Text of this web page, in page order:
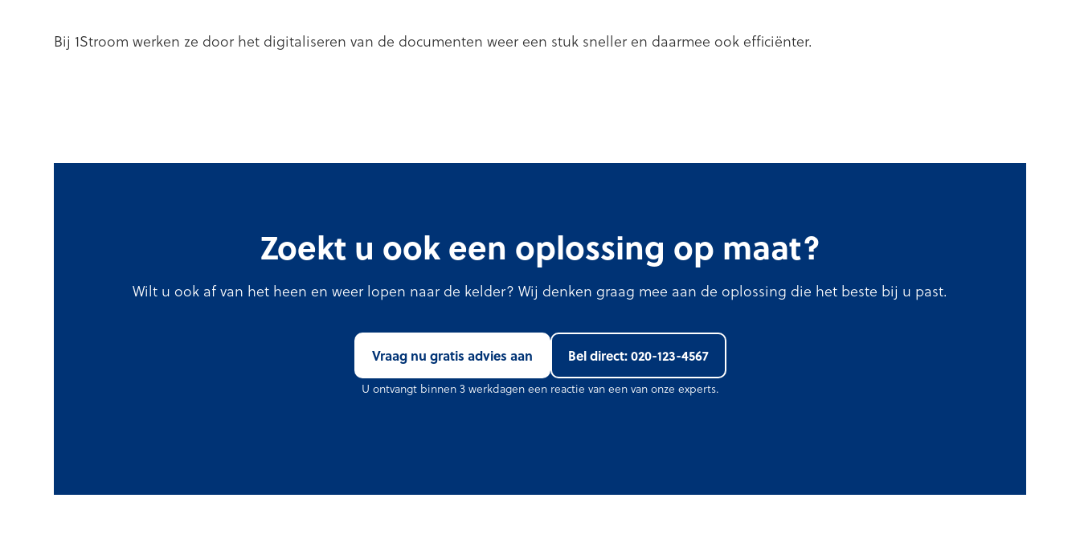
Bij 1Stroom werken ze door het digitaliseren van de documenten weer een stuk sneller en daarmee ook efficiënter.
Zoekt u ook een oplossing op maat?
Wilt u ook af van het heen en weer lopen naar de kelder? Wij denken graag mee aan de oplossing die het beste bij u past.
Vraag nu gratis advies aan Bel direct: 020-123-4567
U ontvangt binnen 3 werkdagen een reactie van een van onze experts.